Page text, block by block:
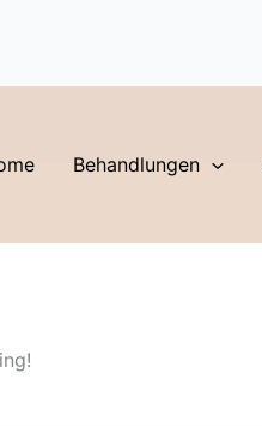
Behandlungen